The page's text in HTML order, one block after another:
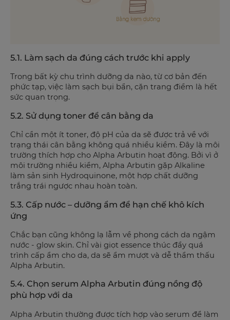
5.1. Làm sạch da đúng cách trước khi apply
Trong bất kỳ chu trình dưỡng da nào, từ cơ bản đến
phức tạp, việc làm sạch bụi bẩn, cặn trang điểm là hết
sức quan trọng.
5.2. Sử dụng toner để cân bằng da
Chỉ cần một ít toner, độ pH của da sẽ được trả về với
trạng thái cân bằng không quá nhiều kiềm. Đây là môi
trường thích hợp cho Alpha Arbutin hoạt động. Bởi vì ở
môi trường nhiều kiềm, Alpha Arbutin gặp Alkaline
làm sản sinh Hydroquinone, một hợp chất dưỡng
trắng trái ngược nhau hoàn toàn.
5.3. Cấp nước – dưỡng ẩm để hạn chế khô kích
ứng
Chắc bạn cũng không lạ lẫm về phong cách da ngậm
nước - glow skin. Chỉ vài giọt essence thúc đẩy quá
trình cấp ẩm cho da, da sẽ ẩm mượt và dễ thẩm thấu
Alpha Arbutin.
5.4. Chọn serum Alpha Arbutin đúng nồng độ
phù hợp với da
Alpha Arbutin thường được tích hợp vào serum để làm